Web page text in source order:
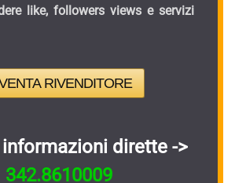
like, followers views e servizi
RIVENDITORE
dirette ->
342.8610009